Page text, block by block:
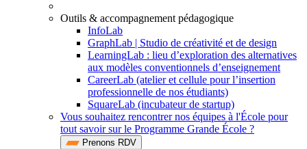
Outils & accompagnement pédagogique
InfoLab
GraphLab | Studio de créativité et de design
LearningLab : lieu d’exploration des alternatives
aux modèles conventionnels d’enseignement
CareerLab (atelier et cellule pour l’insertion
professionnelle de nos étudiants)
SquareLab (incubateur de startup)
Vous souhaitez rencontrer nos équipes à l'École pour
tout savoir sur le Programme Grande École ?
Prenons RDV